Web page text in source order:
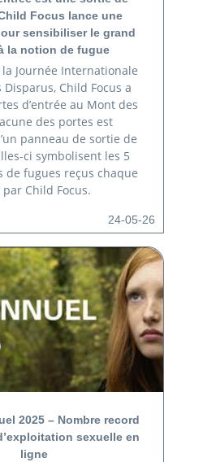
Focus lance une
sensibiliser le grand
la notion de fugue
la Journée Internationale
Child Focus a
d’entrée au Mont des
des portes est
panneau de sortie de
ci symbolisent les 5
de fugues reçus chaque
Child Focus.
24-05-26
2025 – Nombre record
sexuelle en
ligne